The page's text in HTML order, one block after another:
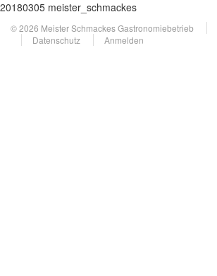
20180305 meister_schmackes
© 2026 Meister Schmackes Gastronomiebetrieb
Datenschutz
Anmelden